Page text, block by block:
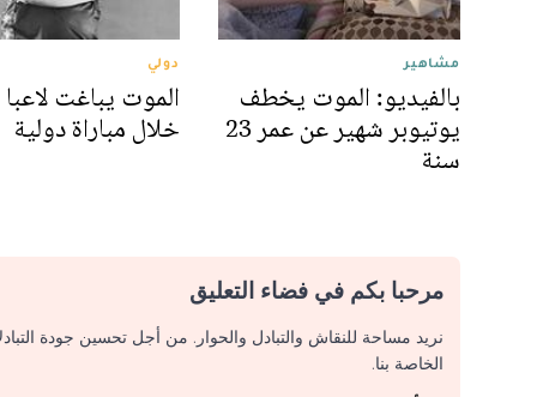
مشاهير
بالفيديو: الموت يخطف
يوتيوبر شهير عن عمر 23
سنة
دولي
الموت يباغت
خلال مباراة دولية
مرحبا بكم في فضاء التعليق
نريد مساحة للنقاش والتبادل والحوار. من أجل تحسين جودة
الخاصة بنا.